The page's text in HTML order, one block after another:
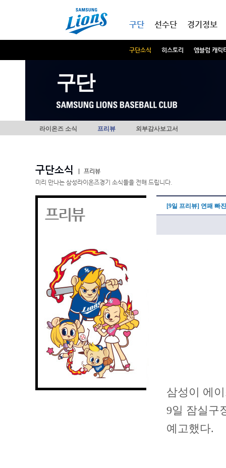
구단
구단소식 히스토리 엠블럼 캐릭
선수단 경기정보
구단
라이온즈 소식 프리뷰 외부감사보고서
구단소식
프리뷰
미리 만나는 삼성라이온즈경기 소식들을 전해 드립니다.
프리뷰 [9일 프리뷰] 연패 빠
삼성이 에
9일 잠실구
예고했다.